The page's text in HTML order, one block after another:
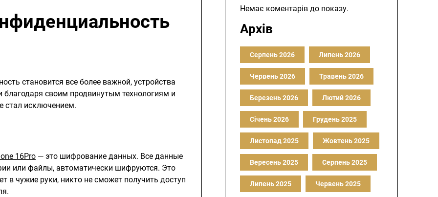
становится все более важной, устройства
своим продвинутым технологиям и
стал исключением.
16Pro — это шифрование данных. Все данные
или файлы, автоматически шифруются. Это
в чужие руки, никто не сможет получить доступ
Немає коментарів до показу.
Архів
Серпень 2026 Липень 2026
Червень 2026 Травень 2026
Березень 2026 Лютий 2026
Січень 2026 Грудень 2025
Листопад 2025 Жовтень 2025
Вересень 2025 Серпень 2025
Липень 2025 Червень 2025